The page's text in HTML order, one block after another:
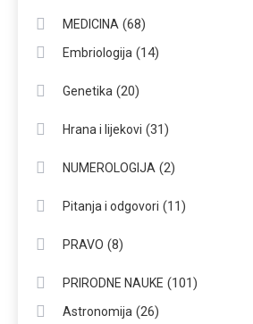
MEDICINA (68)
Embriologija (14)
Genetika (20)
Hrana i lijekovi (31)
NUMEROLOGIJA (2)
Pitanja i odgovori (11)
PRAVO (8)
PRIRODNE NAUKE (101)
Astronomija (26)